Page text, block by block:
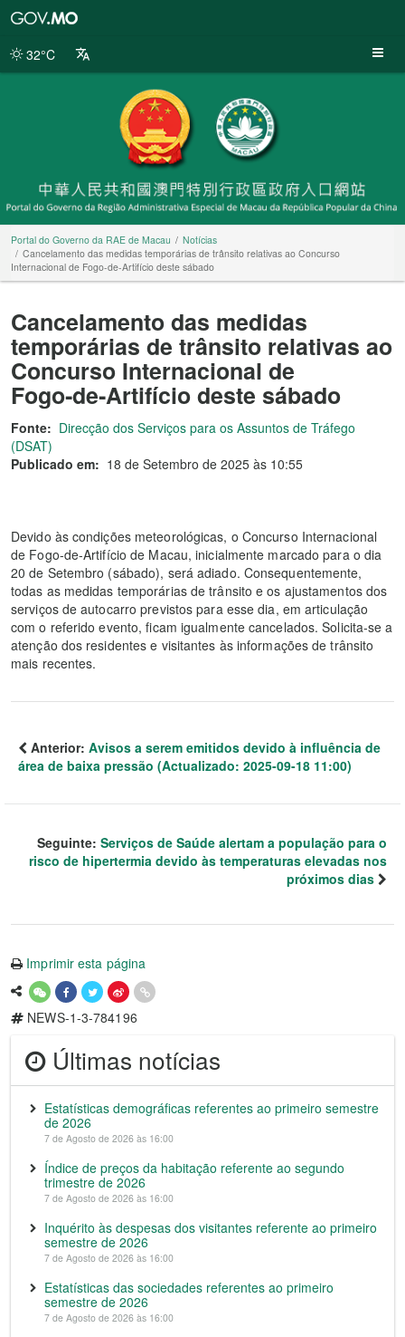
da
32°C
Portal do Governo da RAE de Macau
Notícias
Cancelamento das medidas temporárias de trânsito relativas ao Concurso
Internacional de Fogo‑de‑Artifício deste sábado
Cancelamento das medidas
temporárias de trânsito relativas ao
Concurso Internacional de
Fogo‑de‑Artifício deste sábado
Fonte: Direcção dos Serviços para os Assuntos de Tráfego
(DSAT)
Publicado em: 18 de Setembro de 2025 às 10:55
Devido às condições meteorológicas, o Concurso Internacional
de Fogo‑de‑Artifício de Macau, inicialmente marcado para o dia
20 de Setembro (sábado), será adiado. Consequentemente,
todas as medidas temporárias de trânsito e os ajustamentos dos
serviços de autocarro previstos para esse dia, em articulação
com o referido evento, ficam igualmente cancelados. Solicita‑se a
atenção dos residentes e visitantes às informações de trânsito
mais recentes.
Anterior: Avisos a serem emitidos devido à influência de
área de baixa pressão (Actualizado: 2025-09-18 11:00)
Seguinte: Serviços de Saúde alertam a população para o
risco de hipertermia devido às temperaturas elevadas nos
próximos dias
Imprimir esta página
NEWS-1-3-784196
Últimas notícias
Estatísticas demográficas referentes ao primeiro semestre
de 2026
7 de Agosto de 2026 às 16:00
Índice de preços da habitação referente ao segundo
trimestre de 2026
7 de Agosto de 2026 às 16:00
Inquérito às despesas dos visitantes referente ao primeiro
semestre de 2026
7 de Agosto de 2026 às 16:00
Estatísticas das sociedades referentes ao primeiro
semestre de 2026
7 de Agosto de 2026 às 16:00